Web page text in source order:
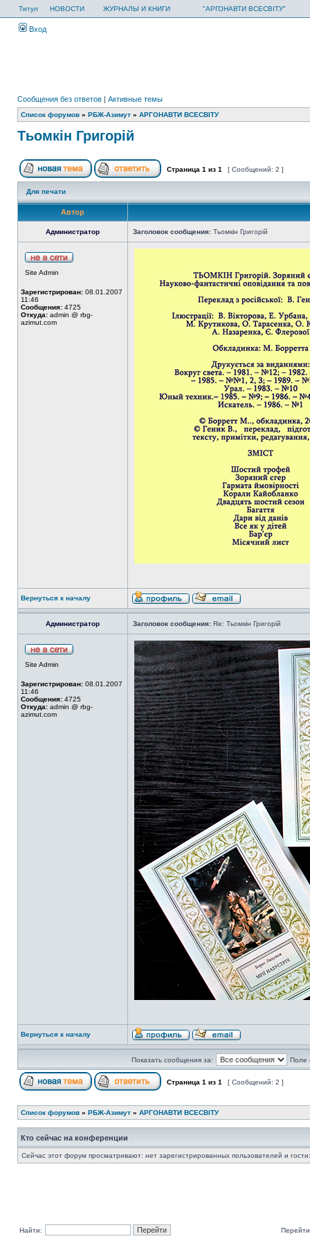
Титул НОВОСТИ ЖУРНАЛЫ И КНИГИ "АРГОНАВТИ ВСЕСВІТУ"
Вход
Сообщения без ответов | Активные темы
Список форумов » РБЖ-Азимут » АРГОНАВТИ ВСЕСВIТУ
Тьомкін Григорій
Страница 1 из 1 [ Сообщений: 2 ]
Для печати
Автор
Администратор Заголовок сообщения: Тьомкін Григорій
Site Admin
Зарегистрирован: 08.01.2007
11:46
Сообщения: 4725
Откуда: admin @ rbg-
azimut.com
Вернуться к началу
Администратор Заголовок сообщения: Re: Тьомкін Григорій
Site Admin
Зарегистрирован: 08.01.2007
11:46
Сообщения: 4725
Откуда: admin @ rbg-
azimut.com
Вернуться к началу
Показать сообщения за: Поле
Страница 1 из 1 [ Сообщений: 2 ]
Список форумов » РБЖ-Азимут » АРГОНАВТИ ВСЕСВIТУ
Кто сейчас на конференции
Сейчас этот форум просматривают: нет зарегистрированных пользователей и
Найти: